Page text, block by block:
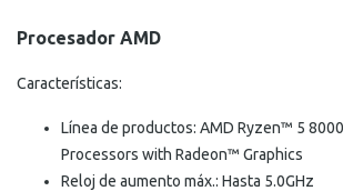
Procesador AMD
Características:
Línea de productos: AMD Ryzen™ 5
Processors with Radeon™ Graphics
Reloj de aumento máx.: Hasta 5.0GHz